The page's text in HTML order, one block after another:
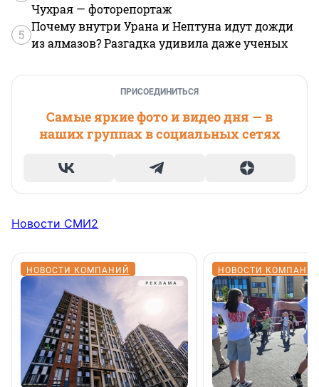
Чухрая — фоторепортаж
5
Почему внутри Урана и Нептуна идут дожди
из алмазов? Разгадка удивила даже ученых
ПРИСОЕДИНИТЬСЯ
Самые яркие фото и видео дня — в
наших группах в социальных сетях
Новости СМИ2
НОВОСТИ КОМПАНИЙ НОВОСТИ